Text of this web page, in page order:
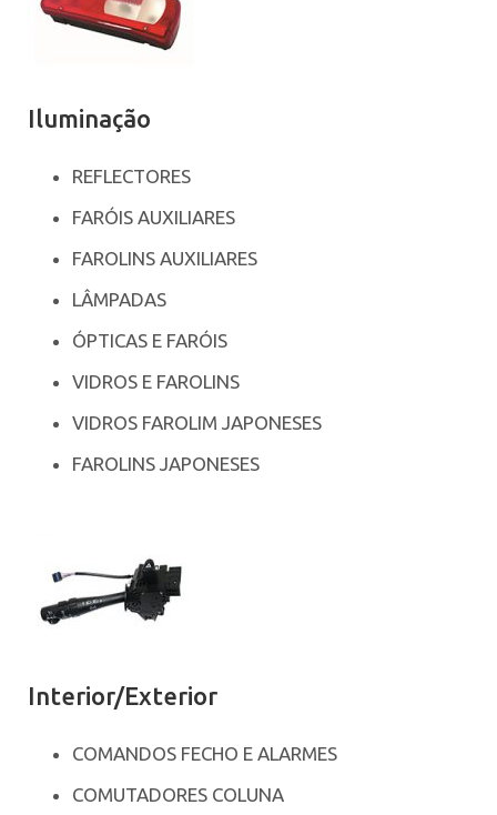
Iluminação
REFLECTORES
FARÓIS AUXILIARES
FAROLINS AUXILIARES
LÂMPADAS
ÓPTICAS E FARÓIS
VIDROS E FAROLINS
VIDROS FAROLIM JAPONESES
FAROLINS JAPONESES
Interior/Exterior
COMANDOS FECHO E ALARMES
COMUTADORES COLUNA